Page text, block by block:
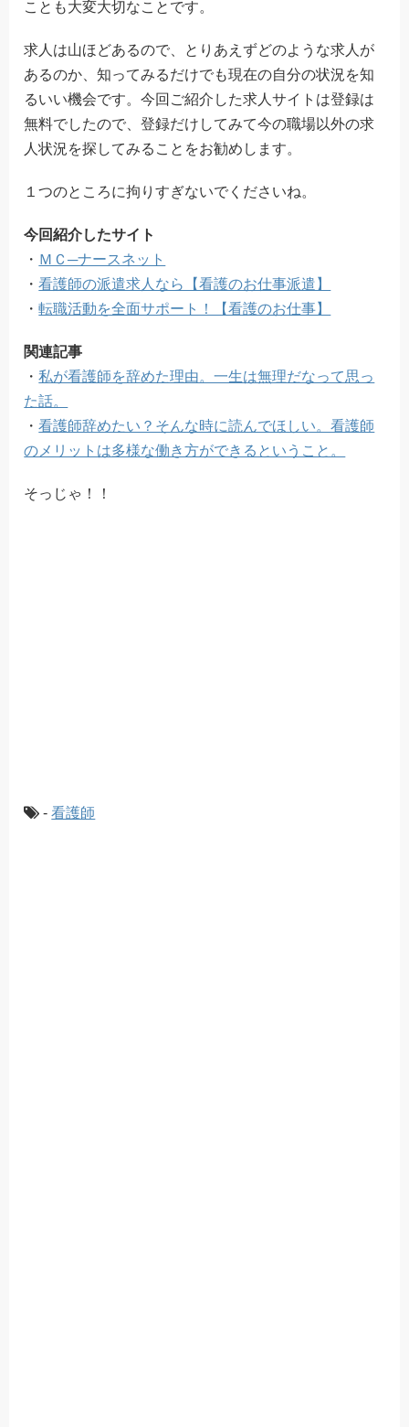
ことも大変大切なことです。
求人は山ほどあるので、とりあえずどのような求人が
あるのか、知ってみるだけでも現在の自分の状況を知
るいい機会です。今回ご紹介した求人サイトは登録は
無料でしたので、登録だけしてみて今の職場以外の求
人状況を探してみることをお勧めします。
１つのところに拘りすぎないでくださいね。
今回紹介したサイト
・ ＭＣ─ナースネット
・看護師の派遣求人なら【看護のお仕事派遣】
・転職活動を全面サポート！【看護のお仕事】
関連記事
・私が看護師を辞めた理由。一生は無理だなって思っ
た話。
・看護師辞めたい？そんな時に読んでほしい。看護師
のメリットは多様な働き方ができるということ。
そっじゃ！！
-看護師